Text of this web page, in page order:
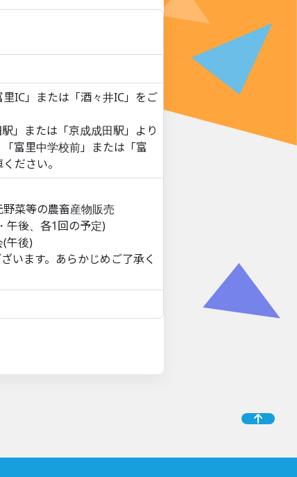
IC」または「酒々井IC」をご
」または「京成成田駅」より
富里中学校前」または「富
ださい。
菜等の農畜産物販売
午後、各1回の予定)
(午後)
います。あらかじめご了承く